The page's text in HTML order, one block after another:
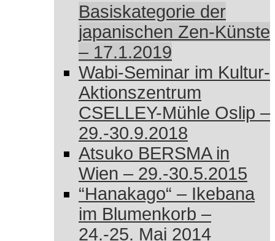
Basiskategorie der
japanischen Zen-Künste
– 17.1.2019
Wabi-Seminar im Kultur-
Aktionszentrum
CSELLEY-Mühle Oslip –
29.-30.9.2018
Atsuko BERSMA in
Wien – 29.-30.5.2015
“Hanakago“ – Ikebana
im Blumenkorb –
24.-25. Mai 2014